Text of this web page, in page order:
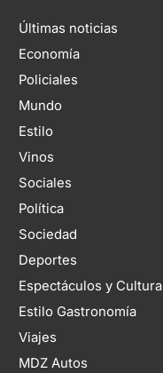
Últimas noticias
Economía
Policiales
Mundo
Estilo
Vinos
Sociales
Política
Sociedad
Deportes
Espectáculos y Cultura
Estilo Gastronomía
Viajes
MDZ Autos